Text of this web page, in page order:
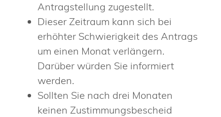
Antragstellung zugestellt.
Dieser Zeitraum kann sich bei
erhöhter Schwierigkeit des Antrags
um einen Monat verlängern.
Darüber würden Sie informiert
werden.
Sollten Sie nach drei Monaten
keinen Zustimmungsbescheid